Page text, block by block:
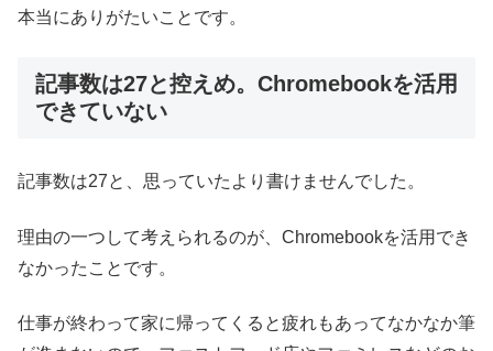
本当にありがたいことです。
記事数は27と控えめ。Chromebookを活用
できていない
記事数は27と、思っていたより書けませんでした。
理由の一つして考えられるのが、Chromebookを活用でき
なかったことです。
仕事が終わって家に帰ってくると疲れもあってなかなか筆